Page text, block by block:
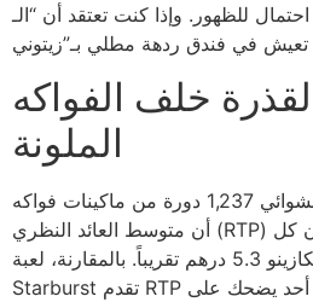
1/64 احتمال للظهور. وإذا كنت تعتقد أن “الـVIP” يعني معاملة
خلف الفواكه
الملونة
في 2023، أظهر تحليل عشوائي 1,237 دورة من ماكينات فواكه
أن متوسط العائد النظري (RTP) يقترب من 94.7%، أي أن كل
100 درهم يربح الكازينو 5.3 درهم تقريباً. بالمقارنة، لعبة
Starburst تقدم RTP أعلى بـ 2.1 نقطة، لكن لا أحد يضحك على